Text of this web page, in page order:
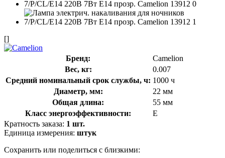
[]
Бренд:
Camelion
Вес, кг:
0.007
Средний номинальный срок службы, ч: 1000 ч
Диаметр, мм:
22 мм
Общая длина:
55 мм
Класс энергоэффективности:
E
Кратность заказа: 1 шт.
Единица измерения: штук
Сохранить или поделиться с близкими: